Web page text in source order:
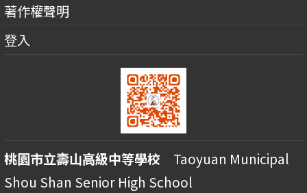
著作權聲明
登入
桃園市立壽山高級中等學校 Taoyuan Municipal
Shou Shan Senior High School